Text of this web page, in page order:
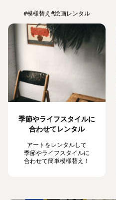
#模様替え #絵画レンタル
季節やライフスタイルに
合わせてレンタル
アートをレンタルして
季節やライフスタイルに
合わせて簡単模様替え！